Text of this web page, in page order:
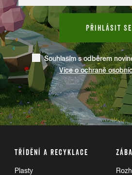
PŘIHLÁSIT SE
Souhlasím s odběrem
Více o ochraně
TŘÍDĚNÍ A RECYKLACE
Plasty